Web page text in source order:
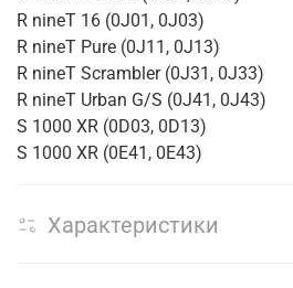
R nineT 16 (0J01, 0J03)
R nineT Pure (0J11, 0J13)
R nineT Scrambler (0J31, 0J33)
R nineT Urban G/S (0J41, 0J43)
S 1000 XR (0D03, 0D13)
S 1000 XR (0E41, 0E43)
Характеристики